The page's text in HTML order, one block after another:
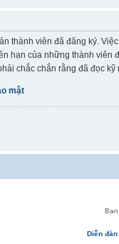
thành viên đã đăng ký.
hạn của những thành
chắc chắn rằng đã đọc
mật
Diễn